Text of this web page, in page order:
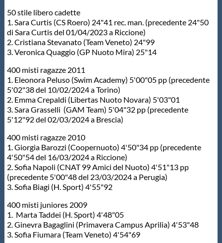
50 stile libero cadette
1. Sara Curtis (CS Roero) 24"41 rec. man. (precedente 24"50
di Sara Curtis del 01/04/2023 a Riccione)
2. Cristiana Stevanato (Team Veneto) 24"99
3. Veronica Quaggio (GP Nuoto Mira) 25"14
400 misti ragazze 2011
1. Eleonora Peluso (Swim Academy) 5'00"05 pp (precedente
5'02"38 del 10/02/2024 a Torino)
2. Emma Crepaldi (Libertas Nuoto Novara) 5'03"01
3. Sara Grasselli (GAM Team) 5'04"32 pp (precedente
5'12"92 del 02/03/2024 a Brescia)
400 misti ragazze 2010
1. Giorgia Barozzi (Coopernuoto) 4'50"34 pp (precedente
4'50"54 del 16/03/2024 a Riccione)
2. Sofia Napoli (CNAT 99 Amici del Nuoto) 4'51"13 pp
(precedente 5'00"48 del 23/03/2024 a Perugia)
3. Sofia Biagi (H. Sport) 4'55"92
400 misti juniores 2009
1. Marta Taddei (H. Sport) 4'48"05
2. Ginevra Bagaglini (Primavera Campus Aprilia) 4'53"48
3. Sofia Fiumara (Team Veneto) 4'54"69